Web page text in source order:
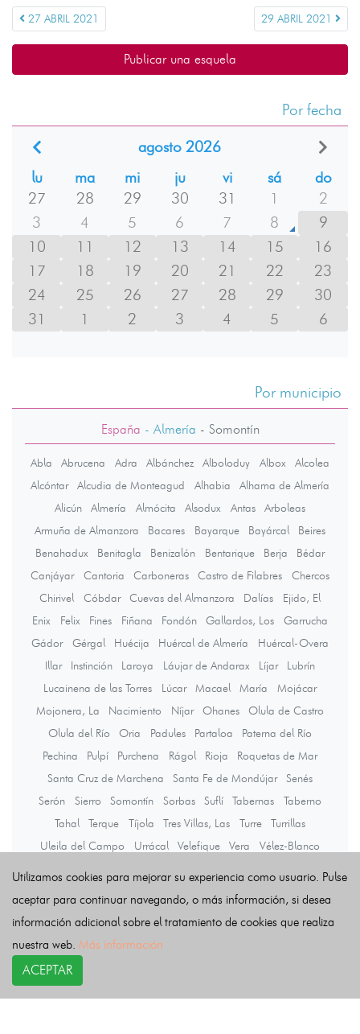
27 ABRIL 2021 29 ABRIL 2021
Publicar una esquela
Por fecha
agosto 2026
lu
ma mi ju vi sá
do
27
28 29 30 31 1
2
3
4 5 6 7 8
9
10
11 12 13 14 15
16
17
18 19 20 21 22
23
24
25 26 27 28 29
30
31
1 2 3 4 5 6
Por municipio
España - Almería - Somontín
Abla Abrucena Adra Albánchez Alboloduy Albox
Alcolea
Alcóntar
Alcudia de Monteagud Alhabia
Alhama de Almería
Alicún
Almería Almócita Alsodux Antas
Arboleas
Armuña de Almanzora
Bacares Bayarque Bayárcal
Beires
Benahadux
Benitagla Benizalón Bentarique Berja
Bédar
Canjáyar
Cantoria Carboneras Castro de Filabres
Chercos
Chirivel
Cóbdar Cuevas del Almanzora Dalías
Ejido, El
Enix
Felix Fines Fiñana Fondón Gallardos, Los
Garrucha
Gádor
Gérgal Huécija Huércal de Almería
Huércal-Overa
Illar
Instinción Laroya Láujar de Andarax Líjar
Lubrín
Lucainena de las Torres
Lúcar Macael María
Mojácar
Mojonera, La
Nacimiento Níjar Ohanes
Olula de Castro
Olula del Río
Oria Padules Partaloa
Paterna del Río
Pechina
Pulpí Purchena Rágol Rioja
Roquetas de Mar
Santa Cruz de Marchena
Santa Fe de Mondújar
Senés
Serón
Sierro Somontín Sorbas Suflí Tabernas
Taberno
Tahal
Terque Tíjola Tres Villas, Las Turre
Turrillas
Uleila del Campo
Urrácal Velefique Vera
Vélez-Blanco
Últimas noticias
Utilizamos cookies para mejorar su experiencia como usuario. Pulse
aceptar para continuar navegando, o más información, si desea
información adicional sobre el tratamiento de cookies que realiza
nuestra web. Más información
ACEPTAR